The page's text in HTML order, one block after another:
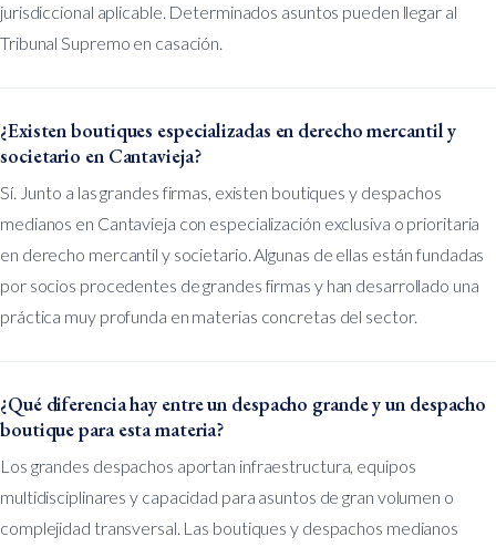
jurisdiccional aplicable. Determinados asuntos pueden llegar al
Tribunal Supremo en casación.
¿Existen boutiques especializadas en derecho mercantil y
societario en Cantavieja?
Sí. Junto a las grandes firmas, existen boutiques y despachos
medianos en Cantavieja con especialización exclusiva o prioritaria
en derecho mercantil y societario. Algunas de ellas están fundadas
por socios procedentes de grandes firmas y han desarrollado una
práctica muy profunda en materias concretas del sector.
¿Qué diferencia hay entre un despacho grande y un despacho
boutique para esta materia?
Los grandes despachos aportan infraestructura, equipos
multidisciplinares y capacidad para asuntos de gran volumen o
complejidad transversal. Las boutiques y despachos medianos